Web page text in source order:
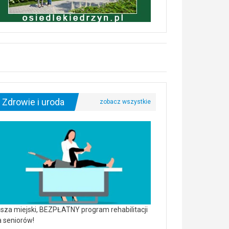
Zdrowie i uroda
miejski, BEZPŁATNY program rehabilitacji
seniorów!